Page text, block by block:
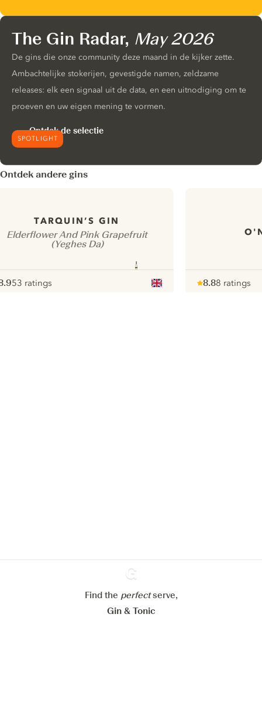
SPOTLIGHT
The Gin Radar, May 2026
De gins die onze community deze maand in de kijker zette.
Ambachtelijke stokerijen, gevestigde namen, zeldzame
releases: elk een signaal uit de data, en een uitnodiging om te
proeven en uw eigen mening te vormen.
Ontdek de selectie
Ontdek andere gins
TARQUIN’S GIN
Elderflower And Pink Grapefruit
(Yeghes Da)
53 ratings
8.88 ratings
Ginventory
Find the perfectserve,
Gin & Tonic
Mijn cookie-instellingen aanpassen
Alles weigeren Alles aanvaarden